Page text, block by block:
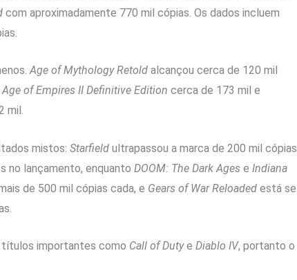
com aproximadamente 770 mil cópias. Os dados incluem
Age of Mythology Retoldalcançou cerca de 120 mil
Age of Empires II Definitive Edition cerca de 173 mil e
mil.
mistos: Starfield ultrapassou a marca de 200 mil cópias
no lançamento, enquanto DOOM: The Dark Agese Indiana
de 500 mil cópias cada, e Gears of War Reloadedestá se
títulos importantes como Call of Dutye Diablo IV, portanto o